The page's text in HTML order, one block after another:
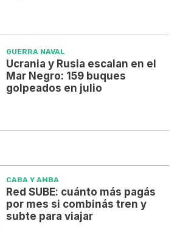
GUERRA NAVAL
Ucrania y Rusia escalan en el
Mar Negro: 159 buques
golpeados en julio
CABA Y AMBA
Red SUBE: cuánto más pagás
por mes si combinás tren y
subte para viajar